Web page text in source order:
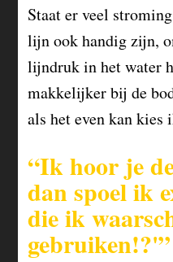
Staat er veel
lijn ook handig zijn,
lijndruk in het water
makkelijker bij de
als het even kan
“Ik hoor je
dan spoel ik
die ik
gebruiken!?'”